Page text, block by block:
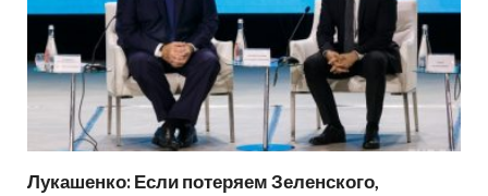
Лукашенко: Если потеряем Зеленского,